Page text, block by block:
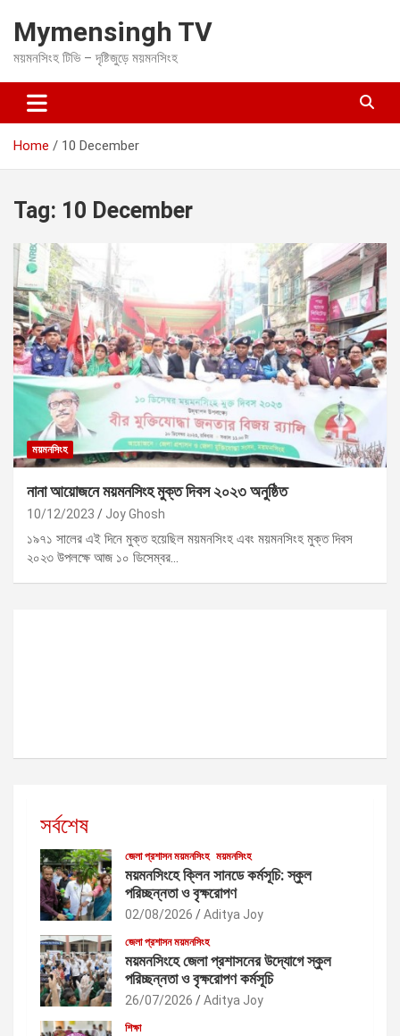
t
c
Mymensingh TV
ময়মনসিংহ টিভি – দৃষ্টিজুড়ে ময়মনসিংহ
Home 10 December
Tag: 10 December
ময়মনসিংহ
নানা আয়োজনে ময়মনসিংহ মুক্ত দিবস ২০২৩ অনুষ্ঠিত
10/12/2023 Joy Ghosh
১৯৭১ সালের এই দিনে মুক্ত হয়েছিল ময়মনসিংহ এবং ময়মনসিংহ মুক্ত দিবস
২০২৩ উপলক্ষে আজ ১০ ডিসেম্বর…
সর্বশেষ
জেলা প্রশাসন ময়মনসিংহ ময়মনসিংহ
ময়মনসিংহে ক্লিন সানডে কর্মসূচি: স্কুল
পরিচ্ছন্নতা ও বৃক্ষরোপণ
02/08/2026 Aditya Joy
জেলা প্রশাসন ময়মনসিংহ
ময়মনসিংহে জেলা প্রশাসনের উদ্যোগে স্কুল
পরিচ্ছন্নতা ও বৃক্ষরোপণ কর্মসূচি
26/07/2026 Aditya Joy
শিক্ষা